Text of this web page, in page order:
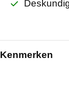
Kenmerken